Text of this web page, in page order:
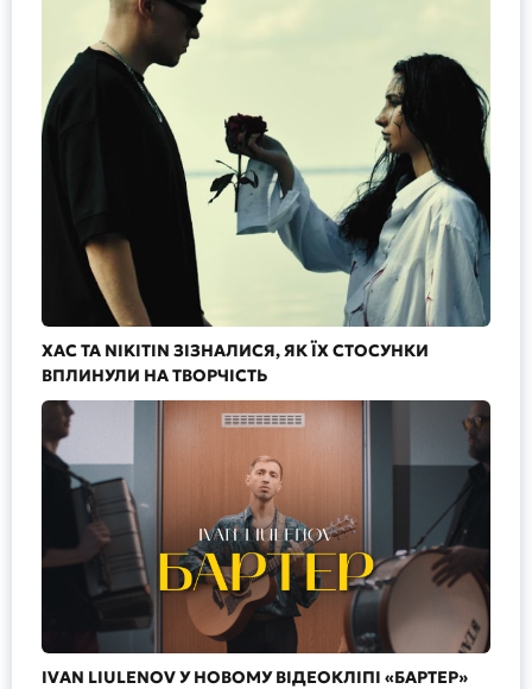
ХАС ТА NIKITIN ЗІЗНАЛИСЯ, ЯК ЇХ СТОСУНКИ
ВПЛИНУЛИ НА ТВОРЧІСТЬ
IVAN LIULENOV У НОВОМУ ВІДЕОКЛІПІ «БАРТЕР»